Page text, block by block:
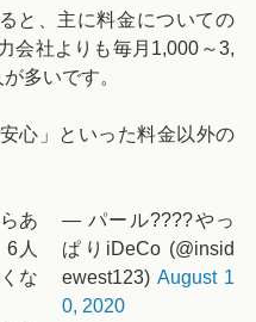
と、主に料金についての
会社よりも毎月1,000～3,
多いです。
心」といった料金以外の
あ
人
な
— パール????やっ
ぱりiDeCo (@insid
ewest123) August 1
0, 2020